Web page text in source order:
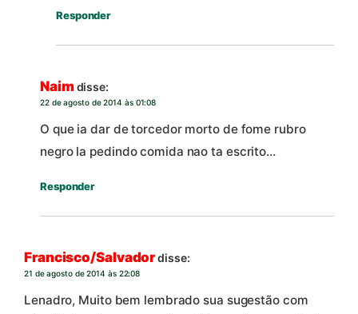
Responder
Naimdisse:
22 de agosto de 2014 às 01:08
O que ia dar de torcedor morto de fome rubro
negro la pedindo comida nao ta escrito…
Responder
Francisco/Salvadordisse:
21 de agosto de 2014 às 22:08
Lenadro, Muito bem lembrado sua sugestão com